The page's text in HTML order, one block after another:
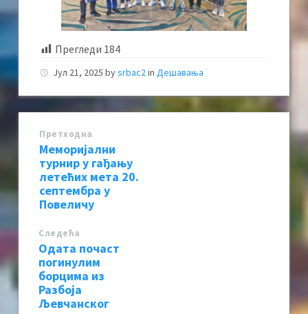
Прегледи 184
Јул 21, 2025 bysrbac2in Дешавања
Претходна
Меморијални
турнир у гађању
летећих мета 20.
септембра у
Повеличу
Следећa
Одата почаст
погинулим
борцима из
Разбоја
Љевчанског